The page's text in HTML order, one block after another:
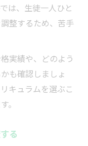
は、生徒一人ひと
整するため、苦手
実績や、どのよう
も確認しましょ
キュラムを選ぶこ
。
る